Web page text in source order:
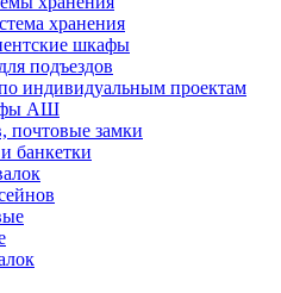
хранения
шкафы
подъездов
индивидуальным проектам
АШ
почтовые замки
банкетки